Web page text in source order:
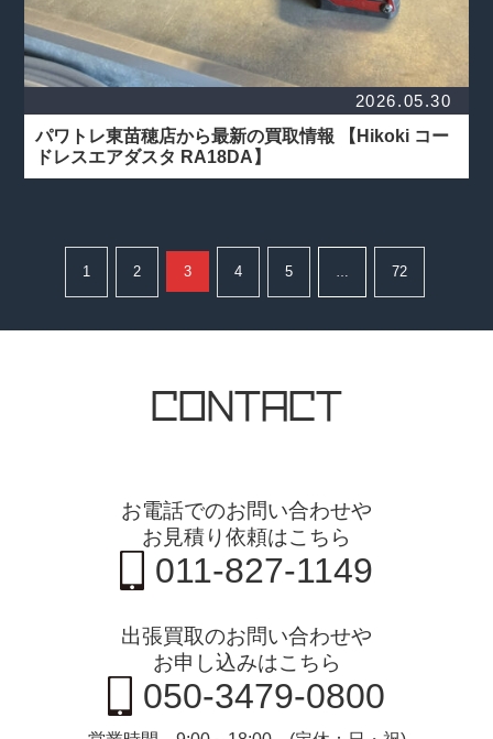
2026.05.30
パワトレ東苗穂店から最新の買取情報
【Hikoki コー
ドレスエアダスタ RA18DA】
1 2 3 4 5 … 72
CONTACT
お電話でのお問い合わせや
お見積り依頼はこちら
011-827-1149
出張買取のお問い合わせや
お申し込みはこちら
050-3479-0800